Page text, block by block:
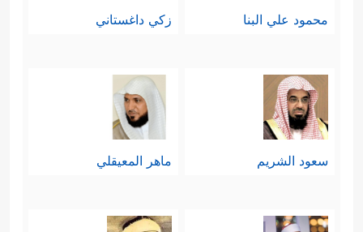
محمود علي البنا زكي داغستاني
سعود الشريم ماهر المعيقلي